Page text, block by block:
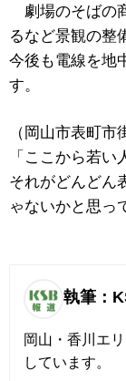
劇場のそばの
るなど景観の整
今後も電線を地
す。
（岡山市表町
「ここから若い
それがどんどん
ゃないかと思っ
執筆：
岡山・香川エ
しています。